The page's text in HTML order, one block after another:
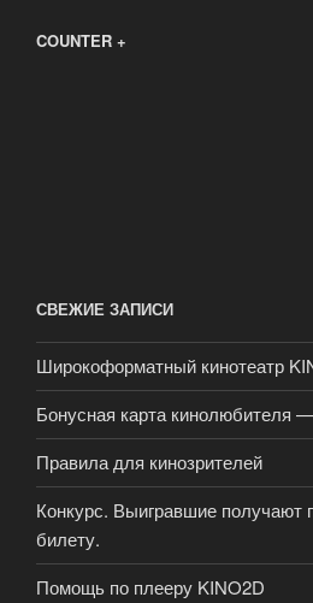
COUNTER +
СВЕЖИЕ ЗАПИСИ
Широкоформатный кинотеатр
Бонусная карта кинолюбителя
Правила для кинозрителей
Конкурс. Выигравшие получают
билету.
Помощь по плееру KINO2D